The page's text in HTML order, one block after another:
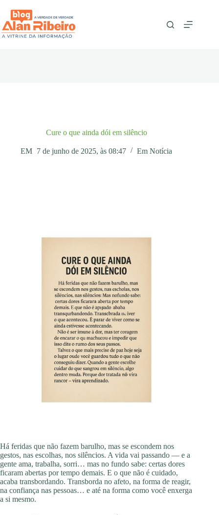
para
conteúdo
Cure o que ainda dói em silêncio
EM 7 de junho de 2025, às 08:47 Em Notícia
Há feridas que não fazem barulho, mas se escondem nos
gestos, nas escolhas, nos silêncios. A vida vai passando — e a
gente ama, trabalha, sorri… mas no fundo sabe: certas dores
ficaram abertas por tempo demais. E o que não é cuidado,
acaba transbordando. Transborda no afeto, na forma de reagir,
na confiança nas pessoas… e até na forma como você enxerga
a si mesmo.